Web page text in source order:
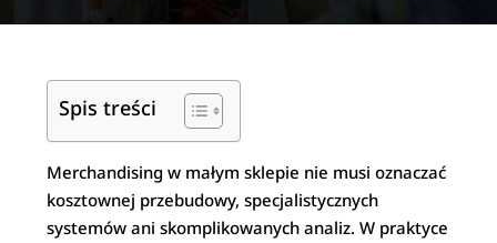
Spis treści
Merchandising w małym sklepie nie musi oznaczać
kosztownej przebudowy, specjalistycznych
systemów ani skomplikowanych analiz. W praktyce